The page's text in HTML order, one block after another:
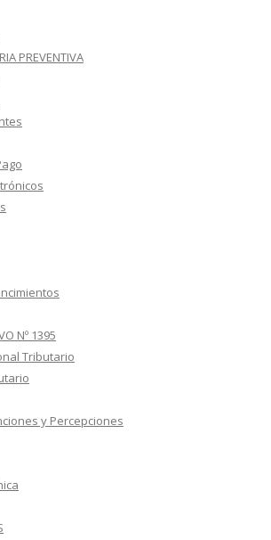
PREVENTIVA
Nº 1395
Tributario
y Percepciones